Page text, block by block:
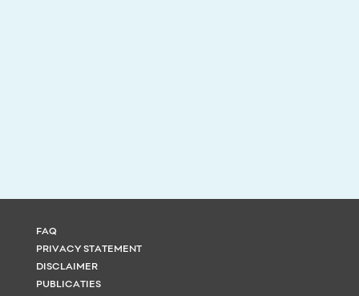
FAQ
PRIVACY STATEMENT
DISCLAIMER
PUBLICATIES